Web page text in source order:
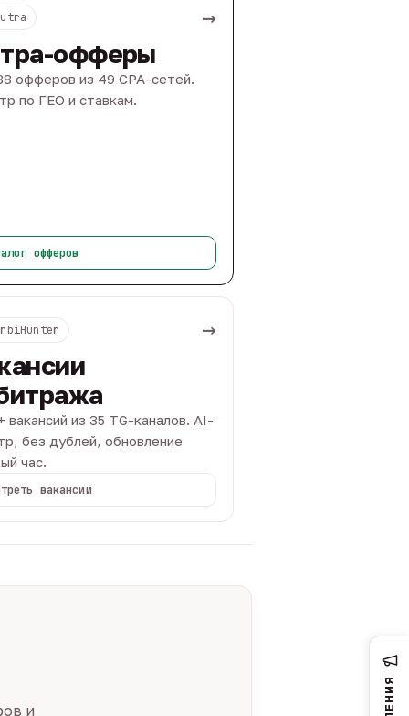
→
офферы
офферов из 49 CPA-сетей.
по ГЕО и ставкам.
офферов
→
вакансий из 35 TG-каналов. AI-
без дублей, обновление
час.
вакансии
и